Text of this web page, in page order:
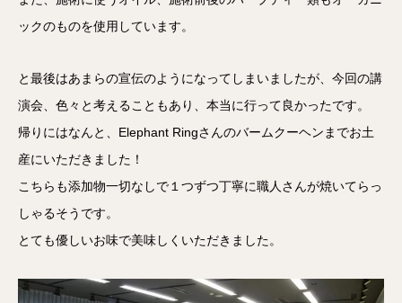
ックのものを使用しています。
と最後はあまらの宣伝のようになってしまいましたが、今回の講
演会、色々と考えることもあり、本当に行って良かったです。
帰りにはなんと、Elephant Ringさんのバームクーヘンまでお土
産にいただきました！
こちらも添加物一切なしで１つずつ丁寧に職人さんが焼いてらっ
しゃるそうです。
とても優しいお味で美味しくいただきました。